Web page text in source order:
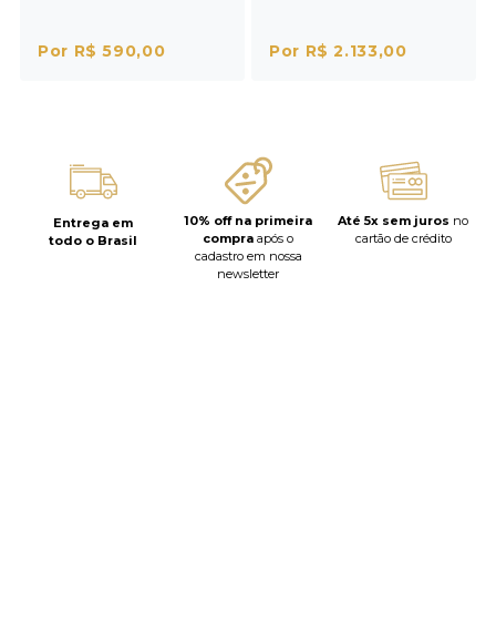
Por R$ 590,00 Por R$ 2.133,00
Entrega em
todo o Brasil
10% off na primeira
compra após o
cadastro em nossa
newsletter
Até 5x sem juros no
cartão de crédito